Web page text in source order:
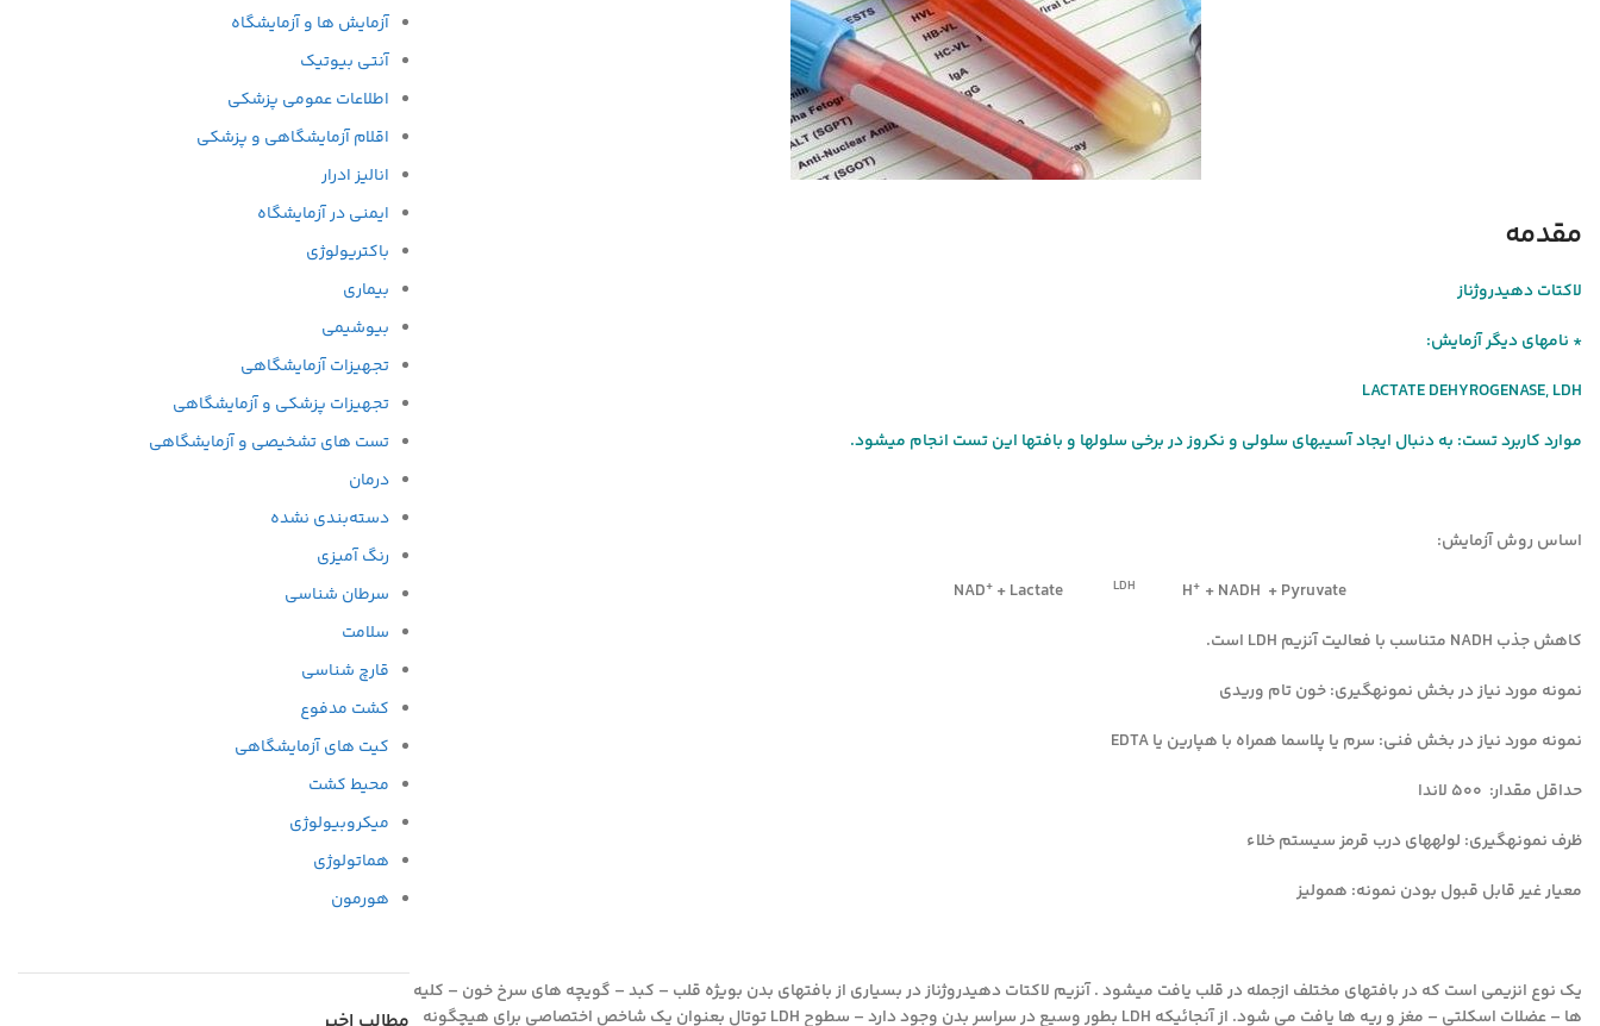
مقدمه
لاكتات دهيدروژناز
* نامهای دیگر آزمایش:
LACTATE DEHYROGENASE, LDH
موارد کاربرد تست: به دنبال ایجاد آسیب­های سلولی و نکروز در برخی سلول­ها و بافت­ها این تست انجام می­شود.
اساس روش آزمایش:
+ + Lactate LDH H+ + NADH + Pyruvate
کاهش جذب NADH متناسب با فعالیت آنزیم LDH است.
نمونه مورد نیاز در بخش نمونه­گیری: خون تام وریدی
نمونه مورد نیاز در بخش فنی: سرم یا پلاسما همراه با هپارین یا EDTA
حداقل مقدار: 500 لاندا
ظرف نمونه­گیری: لوله­های درب قرمز سیستم خلاء
معیار غیر قابل قبول بودن نمونه: همولیز
يك نوع انزيمي است كه در بافتهاي مختلف ازجمله در قلب يافت ميشود . آنزیم لاکتات دهیدروژناز در بسیاری از بافتهای بدن بویژه قلب – کبد – گویچه های سرخ خون – کلیه
ها – عضلات اسکلتی – مغز و ریه ها یافت می شود. از آنجائیکه LDH بطور وسیع در سراسر بدن وجود دارد – سطوح LDH توتال بعنوان یک شاخص اختصاصی برای هیچگونه
آزمایش ها و آزمایشگاه
آنتی بیوتیک
اطلاعات عمومی پزشکی
اقلام آزمایشگاهی و پزشکی
انالیز ادرار
ایمنی در آزمایشگاه
باکتریولوژی
بیماری
بیوشیمی
تجهیزات آزمایشگاهی
تجهیزات پزشکی و آزمایشگاهی
تست های تشخیصی و آزمایشگاهی
درمان
دسته‌بندی نشده
رنگ آمیزی
سرطان شناسی
سلامت
قارچ شناسی
کشت مدفوع
کیت های آزمایشگاهی
محیط کشت
میکروبیولوژی
هماتولوژی
هورمون